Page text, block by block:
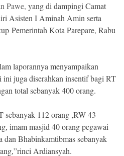
Pawe, yang di dampingi Camat
Asisten I Aminah Amin serta
Pemerintah Kota Parepare, Rabu
laporannya menyampaikan
ini juga diserahkan insentif bagi RT
total sebanyak 400 orang.
sebanyak 112 orang ,RW 43
imam masjid 40 orang pegawai
dan Bhabinkamtibmas sebanyak
Ardiansyah.